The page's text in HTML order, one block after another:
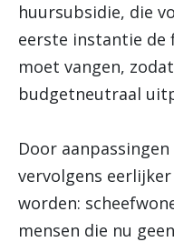
huursubsidie, die
eerste instantie de
moet vangen,
budgetneutraal
Door
vervolgens
worden:
mensen die nu